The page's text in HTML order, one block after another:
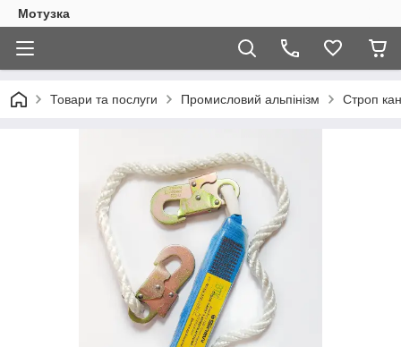
Мотузка
Товари та послуги Промисловий альпінізм Строп